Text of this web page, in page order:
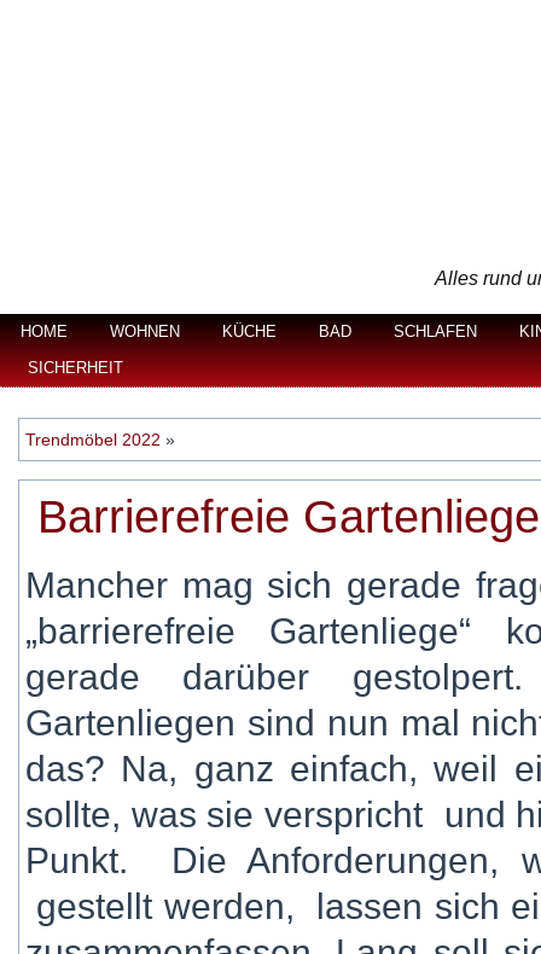
Alles rund
HOME WOHNEN KÜCHE BAD SCHLAFEN
SICHERHEIT
Trendmöbel 2022 »
Barrierefreie
Mancher mag sich gerade
„barrierefreie Gartenliege“
gerade darüber
Gartenliegen sind nun mal
das? Na, ganz einfach, weil
sollte, was sie verspricht und
Punkt. Die Anforderungen,
gestellt werden, lassen sich